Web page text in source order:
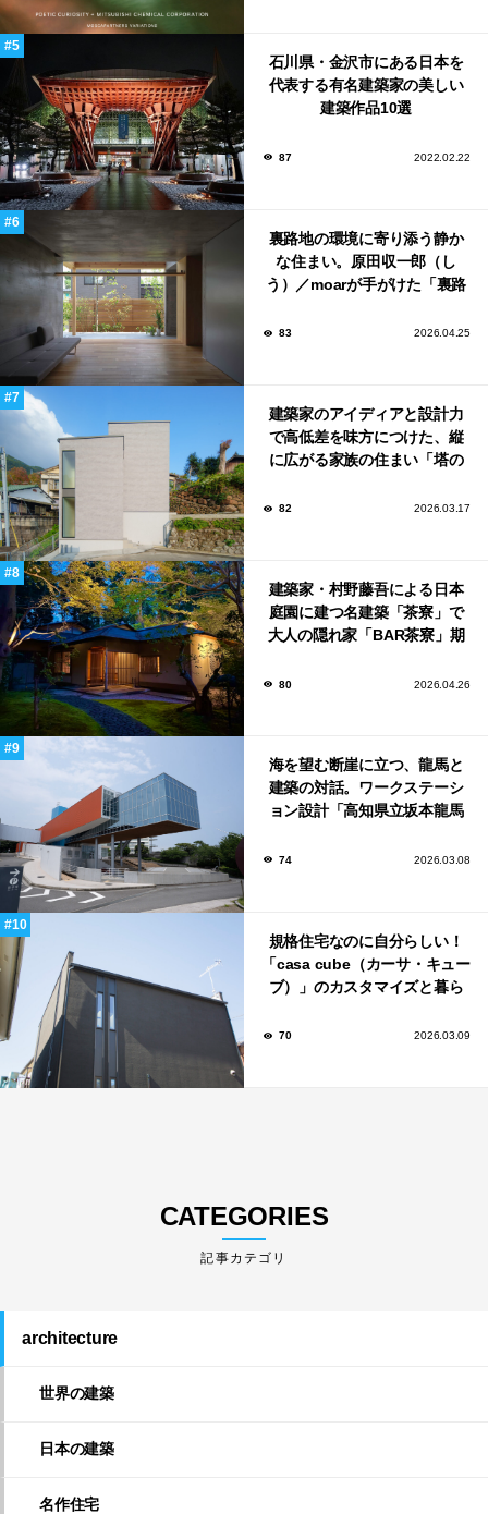
石川県・金沢市にある日本を
代表する有名建築家の美しい
建築作品10選
87 2022.02.22
裏路地の環境に寄り添う静か
な住まい。原田収一郎（し
う）／moarが手がけた「裏路
83 2026.04.25
建築家のアイディアと設計力
で高低差を味方につけた、縦
に広がる家族の住まい「塔の
82 2026.03.17
建築家・村野藤吾による日本
庭園に建つ名建築「茶寮」で
大人の隠れ家「BAR茶寮」期
80 2026.04.26
海を望む断崖に立つ、龍馬と
建築の対話。ワークステーシ
ョン設計「高知県立坂本龍馬
74 2026.03.08
規格住宅なのに自分らしい！
「casa cube（カーサ・キュー
ブ）」のカスタマイズと暮ら
70 2026.03.09
CATEGORIES
architecture
世界の建築
日本の建築
名作住宅